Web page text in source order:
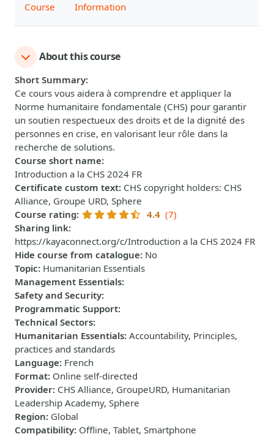
Course Information
About this course
Short Summary:
Ce cours vous aidera à comprendre et appliquer la
Norme humanitaire fondamentale (CHS) pour garantir
un soutien respectueux des droits et de la dignité des
personnes en crise, en valorisant leur rôle dans la
recherche de solutions.
Course short name:
Introduction a la CHS 2024 FR
Certificate custom text: CHS copyright holders: CHS
Alliance, Groupe URD, Sphere
Course rating: 4.4 (7)
Sharing link:
https://kayaconnect.org/c/Introduction a la CHS 2024 FR
Hide course from catalogue: No
Topic: Humanitarian Essentials
Management Essentials:
Safety and Security:
Programmatic Support:
Technical Sectors:
Humanitarian Essentials: Accountability, Principles,
practices and standards
Language: French
Format: Online self-directed
Provider: CHS Alliance, GroupeURD, Humanitarian
Leadership Academy, Sphere
Region: Global
Compatibility: Offline, Tablet, Smartphone